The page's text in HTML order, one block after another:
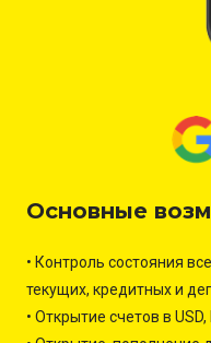
Основные
• Контроль состояния
текущих, кредитных и
• Открытие счетов в USD,